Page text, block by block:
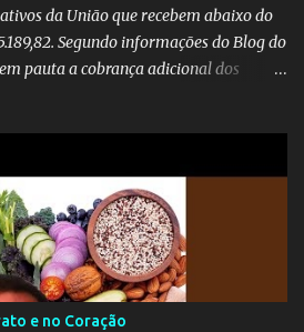
da União que recebem abaixo do
Segundo informações do Blog do
pauta a cobrança adicional dos
Previdência Social também está sendo
que querem subir a taxa de
seriam atingidos os inativos da União e
do INSS é de R$ 5.189,82
e no Coração